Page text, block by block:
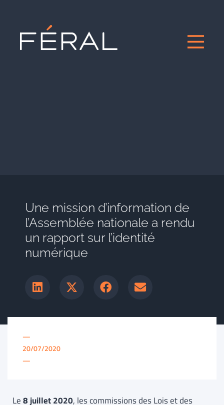
Une mission d’information de
l’Assemblée nationale a rendu
un rapport sur l’identité
numérique
—
20/07/2020
—
Le8 juillet 2020, les commissions des Lois et des